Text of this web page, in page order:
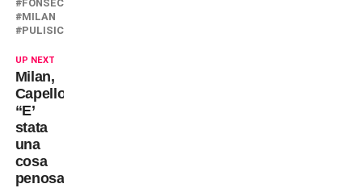
FONSECA
MILAN
PULISIC
UP NEXT
Milan,
Capello:
“E’
stata
una
cosa
penosa”